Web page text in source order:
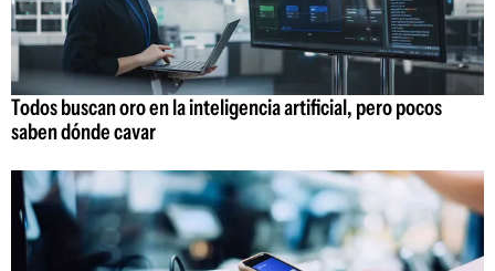
Todos buscan oro en la inteligencia artificial, pero pocos
saben dónde cavar